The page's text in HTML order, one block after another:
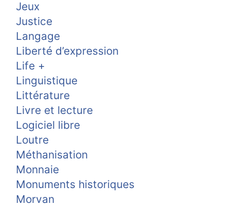
Jeux
Justice
Langage
Liberté d’expression
Life +
Linguistique
Littérature
Livre et lecture
Logiciel libre
Loutre
Méthanisation
Monnaie
Monuments historiques
Morvan